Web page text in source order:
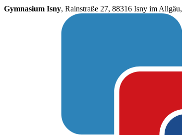
Gymnasium Isny, Rainstraße 27, 88316 Isny im Allgäu,